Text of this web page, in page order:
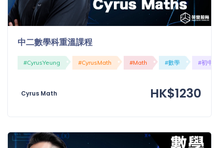
中二數學科重溫課程
#CyrusYeung #CyrusMath #Math #數學 #初中
Cyrus Math HK$1230